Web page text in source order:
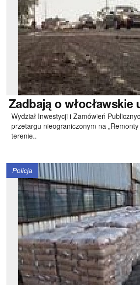
Zadbająo włocławskie
Wydział Inwestycji i Zamówień
przetargu nieograniczonym na
terenie..
Policja